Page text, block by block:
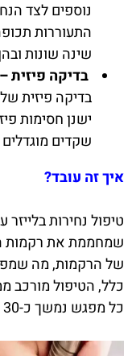
נוספים לצד
התעוררות
שינה שונות
בדיקה פיזית –
בדיקה פיזית
ישנן חסימות
שקדים
איך זה עובד?
טיפול נחירות
שמחממת את רקמות
של הרקמות, מה
כלל, הטיפול
כל מפגש נמשך כ-30 דקות בלבד.